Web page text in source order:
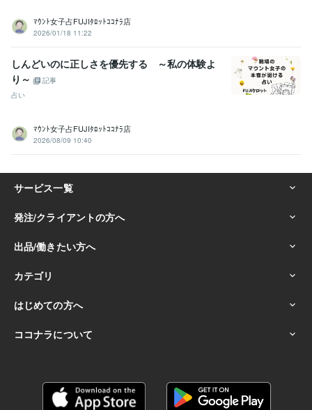
ﾏｳﾝﾄ女子占FUJIﾀﾛｯﾄｺｺﾅﾗ店
2026/01/18 11:22
しんどいのに正しさを優先する ～私の体験よ
り～
記事
占い
ﾏｳﾝﾄ女子占FUJIﾀﾛｯﾄｺｺﾅﾗ店
2026/08/09 10:40